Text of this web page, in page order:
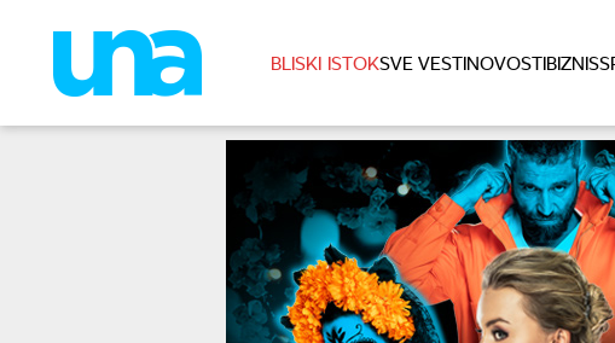
BLISKI ISTOKSVE VESTINOVOSTIBIZNIS